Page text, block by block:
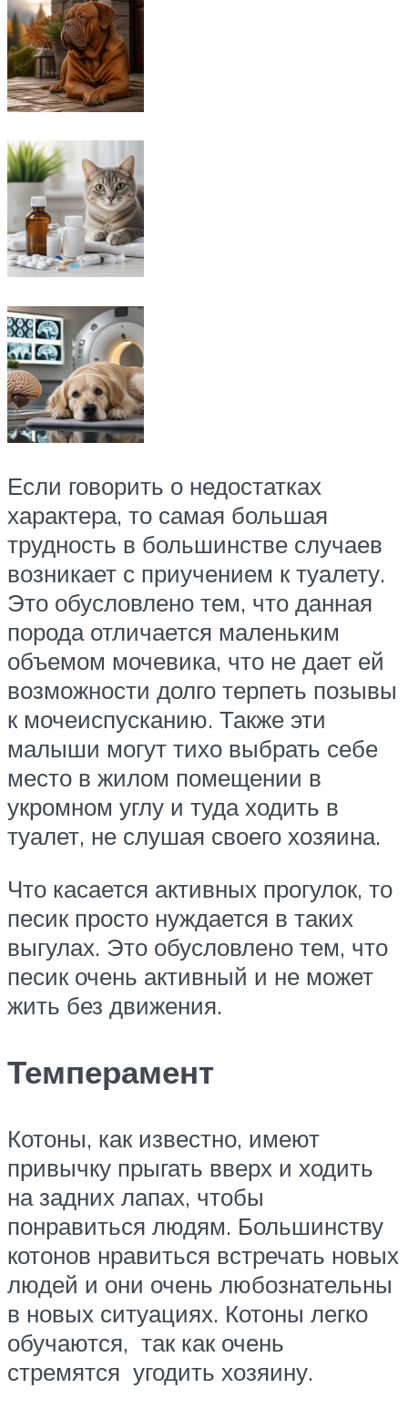
Если говорить о недостатках
характера, то самая большая
трудность в большинстве случаев
возникает с приучением к туалету.
Это обусловлено тем, что данная
порода отличается маленьким
объемом мочевика, что не дает ей
возможности долго терпеть позывы
к мочеиспусканию. Также эти
малыши могут тихо выбрать себе
место в жилом помещении в
укромном углу и туда ходить в
туалет, не слушая своего хозяина.
Что касается активных прогулок, то
песик просто нуждается в таких
выгулах. Это обусловлено тем, что
песик очень активный и не может
жить без движения.
Темперамент
Котоны, как известно, имеют
привычку прыгать вверх и ходить
на задних лапах, чтобы
понравиться людям. Большинству
котонов нравиться встречать новых
людей и они очень любознательны
в новых ситуациях. Котоны легко
обучаются, так как очень
стремятся угодить хозяину.